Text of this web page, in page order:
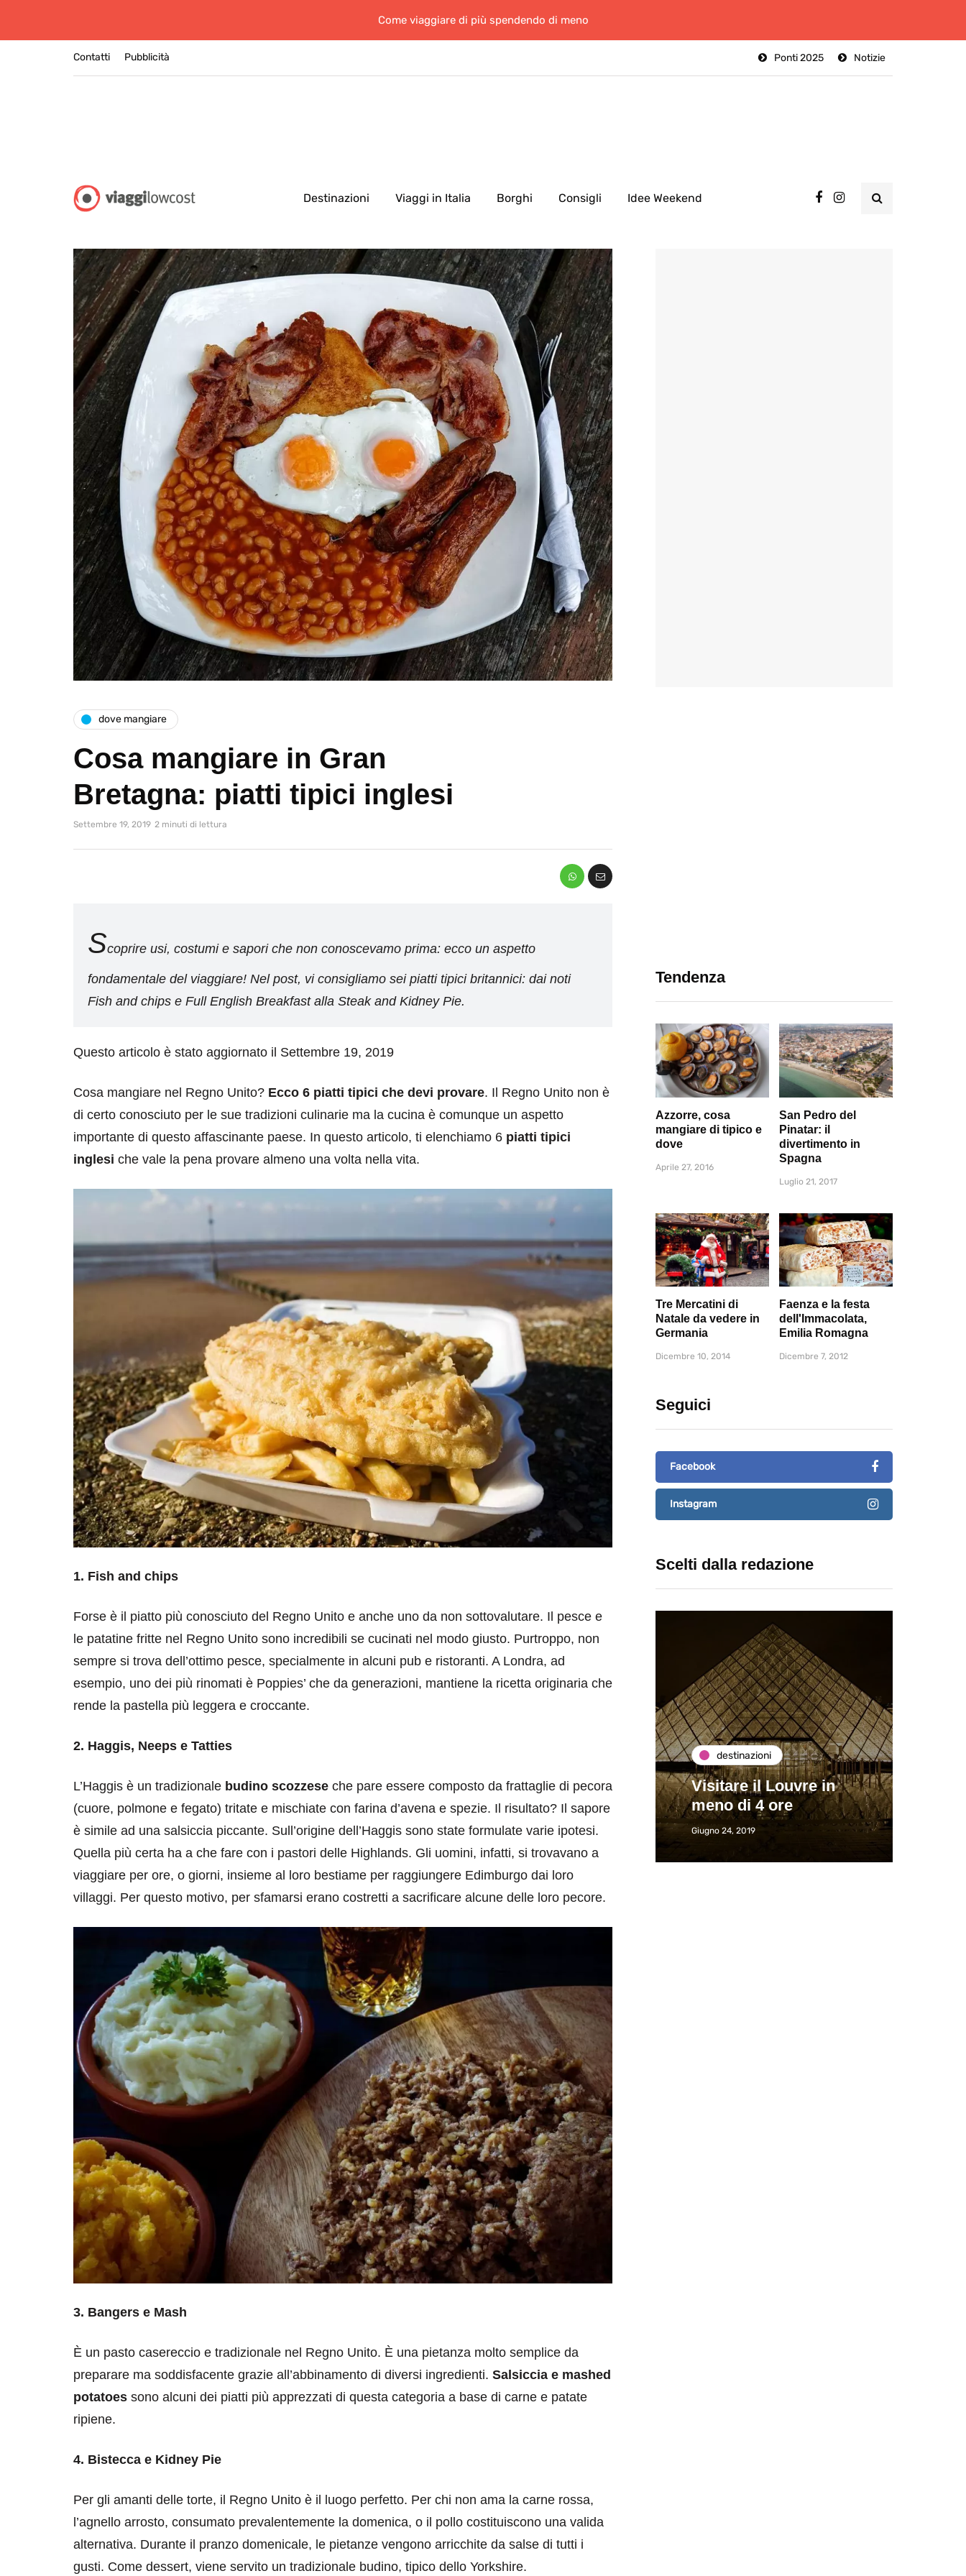
Come viaggiare di più spendendo di meno
Contatti Notizie
Ponti 2025
Pubblicità
Destinazioni Viaggi in Italia Borghi Consigli Idee Weekend
dove mangiare
Cosa mangiare in Gran
Bretagna: piatti tipici inglesi
Settembre 19, 2019 2 minuti di lettura
Scoprire usi, costumi e sapori che non conoscevamo prima: ecco un aspetto
fondamentale del viaggiare! Nel post, vi consigliamo sei piatti tipici britannici: dai noti
Fish and chips e Full English Breakfast alla Steak and Kidney Pie.
Questo articolo è stato aggiornato il Settembre 19, 2019
Cosa mangiare nel Regno Unito? Ecco 6 piatti tipici che devi provare. Il Regno Unito non è
di certo conosciuto per le sue tradizioni culinarie ma la cucina è comunque un aspetto
importante di questo affascinante paese. In questo articolo, ti elenchiamo 6 piatti tipici
inglesi che vale la pena provare almeno una volta nella vita.
1. Fish and chips
Forse è il piatto più conosciuto del Regno Unito e anche uno da non sottovalutare. Il pesce e
le patatine fritte nel Regno Unito sono incredibili se cucinati nel modo giusto. Purtroppo, non
sempre si trova dell’ottimo pesce, specialmente in alcuni pub e ristoranti. A Londra, ad
esempio, uno dei più rinomati è Poppies’ che da generazioni, mantiene la ricetta originaria che
rende la pastella più leggera e croccante.
2. Haggis, Neeps e Tatties
L’Haggis è un tradizionale budino scozzese che pare essere composto da frattaglie di pecora
(cuore, polmone e fegato) tritate e mischiate con farina d’avena e spezie. Il risultato? Il sapore
è simile ad una salsiccia piccante. Sull’origine dell’Haggis sono state formulate varie ipotesi.
Quella più certa ha a che fare con i pastori delle Highlands. Gli uomini, infatti, si trovavano a
viaggiare per ore, o giorni, insieme al loro bestiame per raggiungere Edimburgo dai loro
villaggi. Per questo motivo, per sfamarsi erano costretti a sacrificare alcune delle loro pecore.
3. Bangers e Mash
È un pasto casereccio e tradizionale nel Regno Unito. È una pietanza molto semplice da
preparare ma soddisfacente grazie all’abbinamento di diversi ingredienti. Salsiccia e mashed
potatoes sono alcuni dei piatti più apprezzati di questa categoria a base di carne e patate
ripiene.
4. Bistecca e Kidney Pie
Per gli amanti delle torte, il Regno Unito è il luogo perfetto. Per chi non ama la carne rossa,
l’agnello arrosto, consumato prevalentemente la domenica, o il pollo costituiscono una valida
alternativa. Durante il pranzo domenicale, le pietanze vengono arricchite da salse di tutti i
gusti. Come dessert, viene servito un tradizionale budino, tipico dello Yorkshire.
Tendenza
Azzorre, cosa
mangiare di tipico e
dove
Aprile 27, 2016
San Pedro del
Pinatar: il
divertimento in
Spagna
Luglio 21, 2017
Tre Mercatini di
Natale da vedere in
Germania
Dicembre 10, 2014
Faenza e la festa
dell'Immacolata,
Emilia Romagna
Dicembre 7, 2012
Seguici
Facebook
Instagram
Scelti dalla redazione
il Louvre in
di 4 ore
Paros e la Grecia di
Immaturi il Viaggio
Giugno 26, 2013
Eventi di aprile 2026 a
Rimini e dintorni
Marzo 31, 2026
destinazioni
Visitare il Louvre in
meno di 4 ore
Giugno 24, 2019